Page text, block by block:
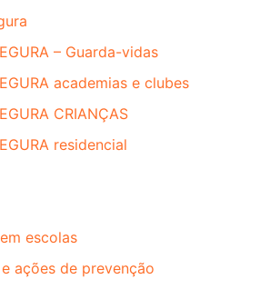
– Guarda-vidas
academias e clubes
CRIANÇAS
residencial
escolas
ações de prevenção